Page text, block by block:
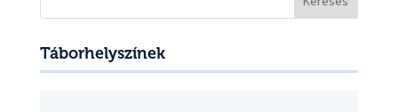
Táborhelyszínek